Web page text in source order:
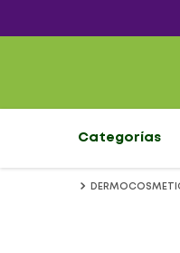
Categorías